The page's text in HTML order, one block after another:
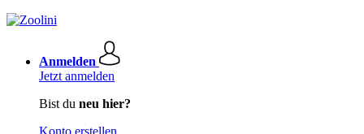
Anmelden
Jetzt anmelden
Bist du neu hier?
Konto erstellen